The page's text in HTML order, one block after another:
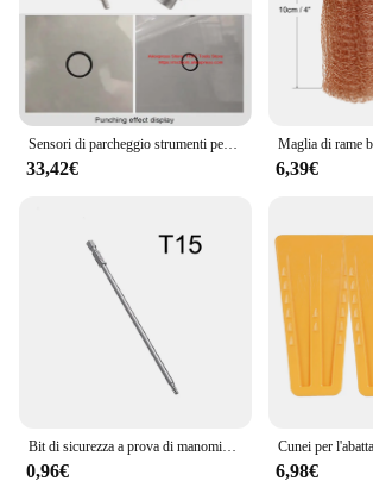
33,42€ 6,39€
Bit di sicurezza a prova di manomissione set di punte magnetiche cacciavite Torx testa piatta 1/4 "punta esagonale 150mm lunga T8 T10 T15 T20 T25 T27 T30/T40
0,96€ 6,98€